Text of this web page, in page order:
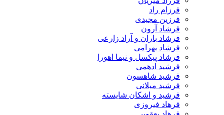
فرزام راد
فرزین مجیدی
فرشاد آرون
فرشاد باران و آراد زارعی
فرشاد بهرامی
فرشاد پیکسل و نیما اهورا
فرشید ادهمی
فرشید شاهسون
فرشید میلانی
فرشید و اشکان شایسته
فرهاد فیروزی